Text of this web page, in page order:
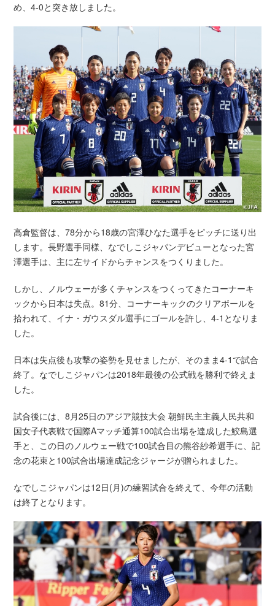
め、4-0と突き放しました。
高倉監督は、78分から18歳の宮澤ひなた選手をピッチに送り出
します。長野選手同様、なでしこジャパンデビューとなった宮
澤選手は、主に左サイドからチャンスをつくりました。
しかし、ノルウェーが多くチャンスをつくってきたコーナーキ
ックから日本は失点。81分、コーナーキックのクリアボールを
拾われて、イナ・ガウスダル選手にゴールを許し、4-1となりま
した。
日本は失点後も攻撃の姿勢を見せましたが、そのまま4-1で試合
終了。なでしこジャパンは2018年最後の公式戦を勝利で終えま
した。
試合後には、8月25日のアジア競技大会 朝鮮民主主義人民共和
国女子代表戦で国際Aマッチ通算100試合出場を達成した鮫島選
手と、この日のノルウェー戦で100試合目の熊谷紗希選手に、記
念の花束と100試合出場達成記念ジャージが贈られました。
なでしこジャパンは12日(月)の練習試合を終えて、今年の活動
は終了となります。